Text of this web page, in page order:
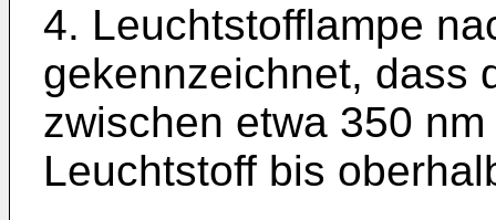
4. Leuchtstofflampe
gekennzeichnet, dass
zwischen etwa 350
Leuchtstoff bis